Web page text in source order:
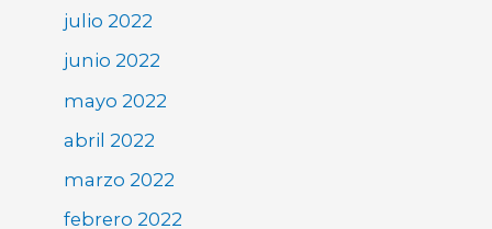
julio 2022
junio 2022
mayo 2022
abril 2022
marzo 2022
febrero 2022